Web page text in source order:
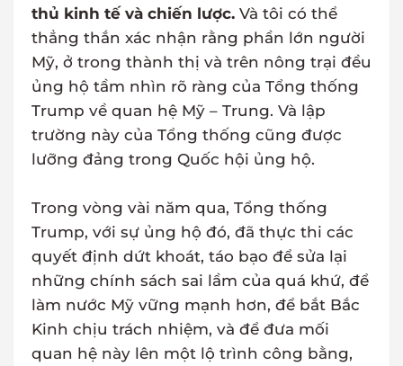
thủ kinh tế và chiến lược. Và tôi có thể
thẳng thắn xác nhận rằng phần lớn người
Mỹ, ở trong thành thị và trên nông trại đều
ủng hộ tầm nhìn rõ ràng của Tổng thống
Trump về quan hệ Mỹ – Trung. Và lập
trường này của Tổng thống cũng được
lưỡng đảng trong Quốc hội ủng hộ.
Trong vòng vài năm qua, Tổng thống
Trump, với sự ủng hộ đó, đã thực thi các
quyết định dứt khoát, táo bạo để sửa lại
những chính sách sai lầm của quá khứ, để
làm nước Mỹ vững mạnh hơn, để bắt Bắc
Kinh chịu trách nhiệm, và để đưa mối
quan hệ này lên một lộ trình công bằng,